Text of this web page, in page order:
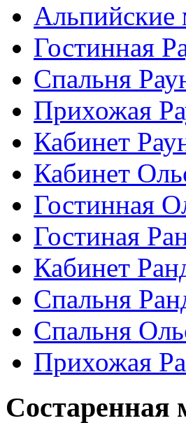
Альпийские
Гостинная
Спальня
Прихожая
Кабинет
Кабинет
Гостинная
Гостиная
Кабинет
Спальня
Спальня
Прихожая
Состаренная